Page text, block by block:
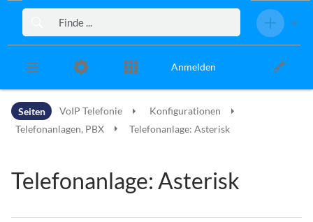
Zur Kopfleiste
Zur Hauptnavigation
Zu den Seitenwerkzeugen
Anmelden
Seiten VoIP Telefonie
Konfigurationen
Telefonanlagen, PBX
Telefonanlage: Asterisk
Telefonanlage: Asterisk